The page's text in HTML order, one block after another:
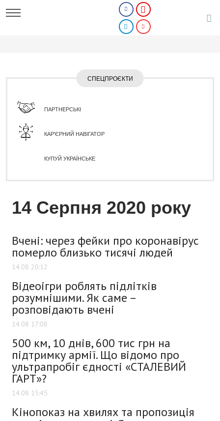
СПЕЦПРОЄКТИ
ПАРТНЕРСЬКІ
КАР'ЄРНИЙ НАВІГАТОР
КУПУЙ УКРАЇНСЬКЕ
14 Серпня 2020 року
Вчені: через фейки про коронавірус
померло близько тисячі людей
14.08 20:12
Відеоігри роблять підлітків
розумнішими. Як саме –
розповідають вчені
14.08 17:08
500 км, 10 днів, 600 тис грн на
підтримку армії. Що відомо про
ультрапробіг єдності «СТАЛЕВИЙ
ГАРТ»?
14.08 15:45
Кінопоказ на хвилях та пропозиція